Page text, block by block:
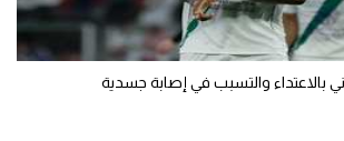
بالاعتداء والتسبب في إصابة جسدية